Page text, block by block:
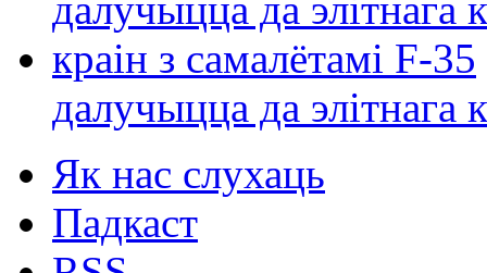
далучыцца да элітнага
Як нас слухаць
Падкаст